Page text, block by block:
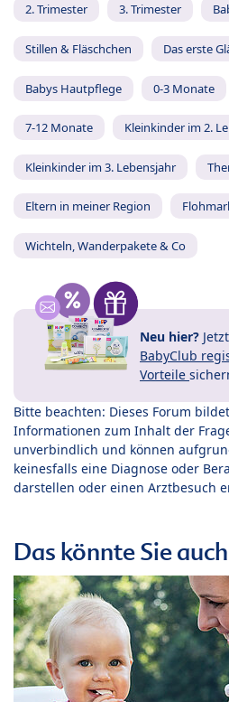
2. Trimester 3. Trimester
Stillen & Fläschchen Das erste
Babys Hautpflege 0-3 Monate
7-12 Monate Kleinkinder im 2.
Kleinkinder im 3. Lebensjahr
Eltern in meiner Region
Wichteln, Wanderpakete & Co
Neu hier? Jetzt
BabyClub
Vorteile
Bitte beachten: Dieses Forum
Informationen zum Inhalt der
unverbindlich und können
keinesfalls eine Diagnose oder
darstellen oder einen Arztbesuch
Das könnte Sie